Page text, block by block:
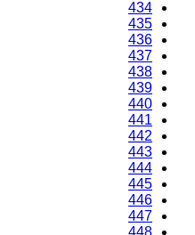
434
435
436
437
438
439
440
441
442
443
444
445
446
447